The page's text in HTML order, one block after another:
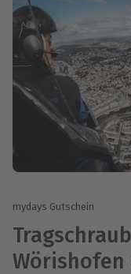
mydays Gutschein
Wörishofen